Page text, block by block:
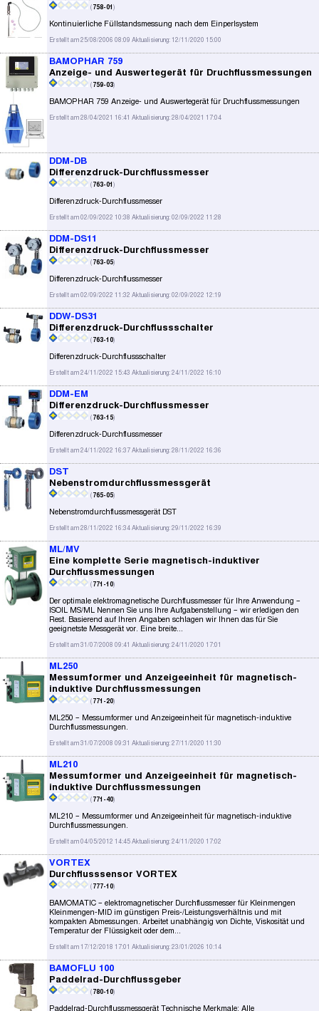
( 758-01 )
Kontinuierliche Füllstandsmessung nach dem Einperlsystem
Erstellt am 25/08/2006 08:09 Aktualisierung: 12/11/2020 15:00
BAMOPHAR 759
Anzeige- und Auswertegerät für Druchflussmessungen
( 759-03)
BAMOPHAR 759 Anzeige- und Auswertegerät für Druchflussmessungen
Erstellt am 28/04/2021 16:41 Aktualisierung: 28/04/2021 17:04
DDM-DB
Differenzdruck-Durchflussmesser
( 763-01 )
Differenzdruck-Durchflussmesser
Erstellt am 02/09/2022 10:38 Aktualisierung: 02/09/2022 11:28
DDM-DS11
Differenzdruck-Durchflussmesser
( 763-05)
Differenzdruck-Durchflussmesser
Erstellt am 02/09/2022 11:32 Aktualisierung: 02/09/2022 12:19
DDW-DS31
Differenzdruck-Durchflussschalter
( 763-10)
Differenzdruck-Durchflussschalter
Erstellt am 24/11/2022 15:43 Aktualisierung: 24/11/2022 16:10
DDM-EM
Differenzdruck-Durchflussmesser
( 763-15)
Differenzdruck-Durchflussmesser
Erstellt am 24/11/2022 16:37 Aktualisierung: 28/11/2022 16:36
DST
Nebenstromdurchflussmessgerät
( 765-05)
Nebenstromdurchflussmessgerät DST
Erstellt am 28/11/2022 16:34 Aktualisierung: 29/11/2022 16:39
ML/MV
Eine komplette Serie magnetisch-induktiver
Durchflussmessungen
( 771-10)
Der optimale elektromagnetische Durchflussmesser für Ihre Anwendung –
ISOIL MS/ML Nennen Sie uns Ihre Aufgabenstellung – wir erledigen den
Rest. Basierend auf Ihren Angaben schlagen wir Ihnen das für Sie
geeignetste Messgerät vor. Eine breite...
Erstellt am 31/07/2008 09:41 Aktualisierung: 24/11/2020 17:01
ML250
Messumformer und Anzeigeeinheit für magnetisch-
induktive Durchflussmessungen
( 771-20)
ML250 – Messumformer und Anzeigeeinheit für magnetisch-induktive
Durchflussmessungen.
Erstellt am 31/07/2008 09:31 Aktualisierung: 27/11/2020 11:30
ML210
Messumformer und Anzeigeeinheit für magnetisch-
induktive Durchflussmessungen
( 771-40)
ML210 – Messumformer und Anzeigeeinheit für magnetisch-induktive
Durchflussmessungen.
Erstellt am 04/05/2012 14:45 Aktualisierung: 24/11/2020 17:02
VORTEX
Durchflusssensor VORTEX
( 777-10)
BAMOMATIC – elektromagnetischer Durchflussmesser für Kleinmengen
Kleinmengen-MID im günstigen Preis-/Leistungsverhältnis und mit
kompakten Abmessungen. Arbeitet unabhängig von Dichte, Viskosität und
Temperatur der Flüssigkeit oder dem...
Erstellt am 17/12/2018 17:01 Aktualisierung: 23/01/2026 10:14
BAMOFLU 100
Paddelrad-Durchflussgeber
( 780-10)
Paddelrad-Durchflussmessgerät Technische Merkmale: Alle